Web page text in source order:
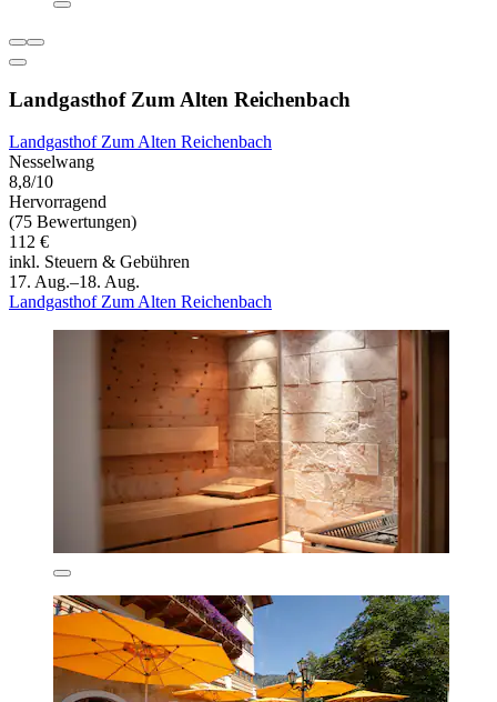
Landgasthof Zum Alten Reichenbach
Landgasthof Zum Alten Reichenbach
Nesselwang
8,8/10
Hervorragend
(75 Bewertungen)
112 €
inkl. Steuern & Gebühren
17. Aug.–18. Aug.
Landgasthof Zum Alten Reichenbach